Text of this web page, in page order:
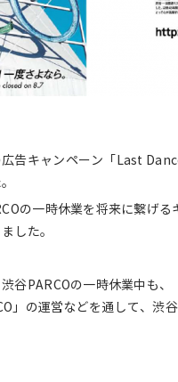
告キャンペーン「Last
の一時休業を将来に繋げ
した。
谷PARCOの一時休業中も
」の運営などを通して、渋